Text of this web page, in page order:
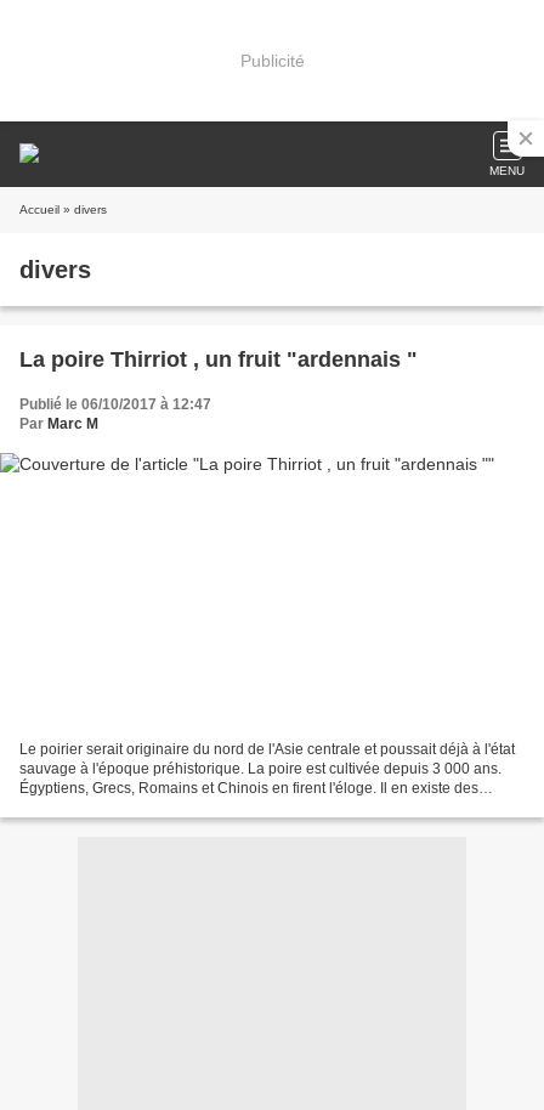
Publicité
MENU
Accueil » divers
divers
La poire Thirriot , un fruit "ardennais "
Publié le 06/10/2017 à 12:47
Par Marc M
Le poirier serait originaire du nord de l'Asie centrale et poussait déjà à l'état
sauvage à l'époque préhistorique. La poire est cultivée depuis 3 000 ans.
Égyptiens, Grecs, Romains et Chinois en firent l'éloge. Il en existe des